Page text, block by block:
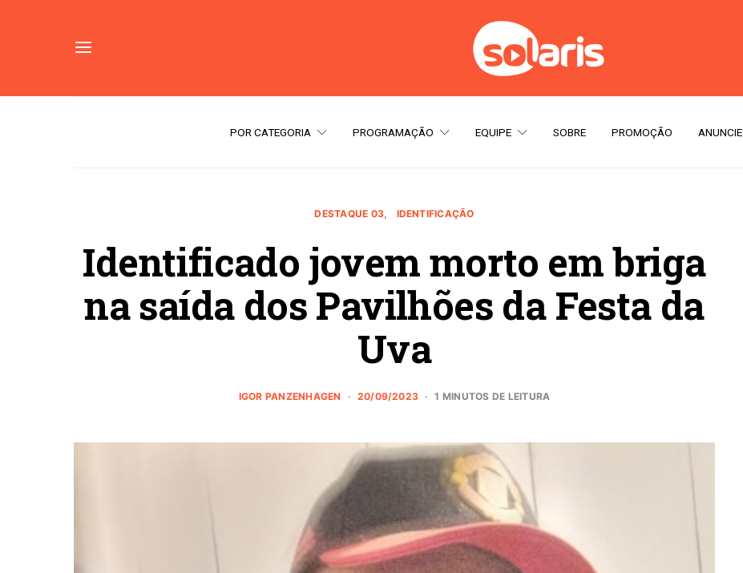
POR CATEGORIA PROGRAMAÇÃO EQUIPE SOBRE PROMOÇÃO ANUNCIE
DESTAQUE 03 IDENTIFICAÇÃO
Identificado jovem morto em briga
na saída dos Pavilhões da Festa da
Uva
IGOR PANZENHAGEN 20/09/2023 1 MINUTOS DE LEITURA